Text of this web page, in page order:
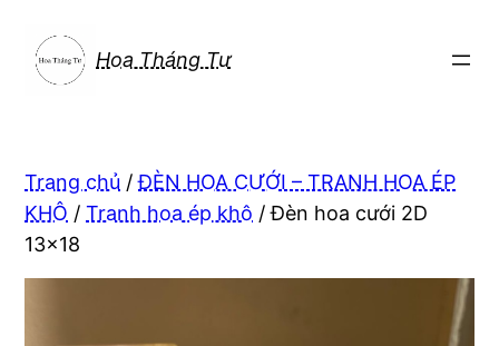
phần
Hoa Tháng Tư
Trang chủ /ĐÈN HOA CƯỚI – TRANH HOA ÉP
KHÔ /Tranh hoa ép khô / Đèn hoa cưới 2D
13×18